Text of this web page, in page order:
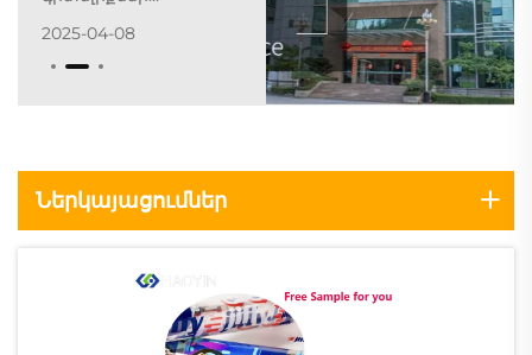
փոխանցման
նյութերի մասին, և դա
արտադրանքներ
գնելու համար: Այս
առաջարկել
ամբողջական գնման
ցուցակ ջերմության
2025-04-08
Ներկայացումներ